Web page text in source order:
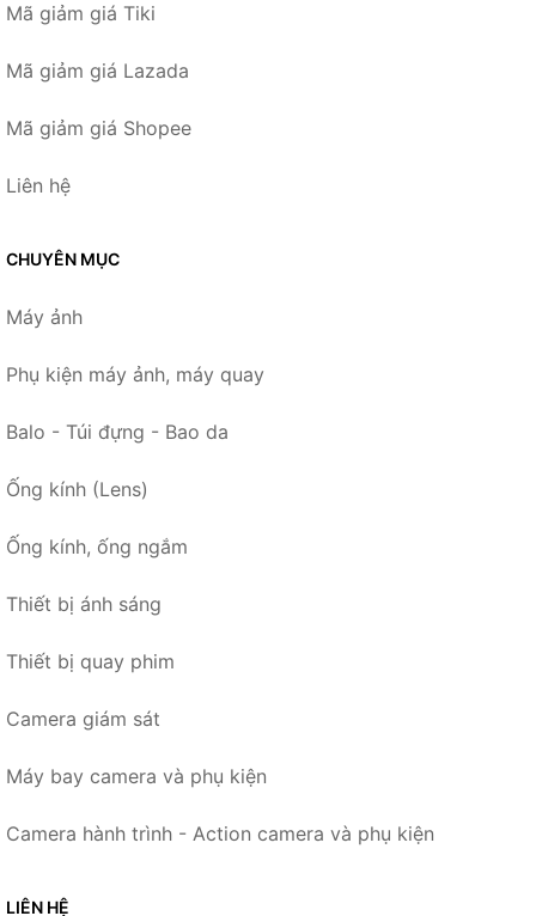
Mã giảm giá Tiki
Mã giảm giá Lazada
Mã giảm giá Shopee
Liên hệ
CHUYÊN MỤC
Máy ảnh
Phụ kiện máy ảnh, máy quay
Balo - Túi đựng - Bao da
Ống kính (Lens)
Ống kính, ống ngắm
Thiết bị ánh sáng
Thiết bị quay phim
Camera giám sát
Máy bay camera và phụ kiện
Camera hành trình - Action camera và phụ kiện
LIÊN HỆ